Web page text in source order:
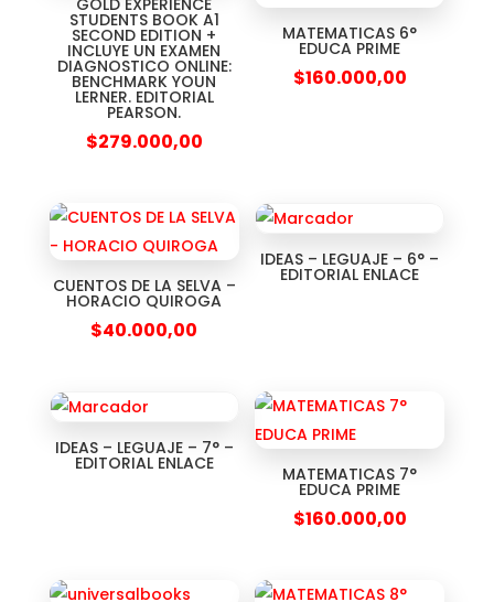
GOLD EXPERIENCE
STUDENTS BOOK A1
SECOND EDITION +
INCLUYE UN EXAMEN
DIAGNOSTICO ONLINE:
BENCHMARK YOUN
LERNER. EDITORIAL
PEARSON.
$279.000,00
MATEMATICAS 6°
EDUCA PRIME
$160.000,00
CUENTOS DE LA SELVA –
HORACIO QUIROGA
$40.000,00
IDEAS – LEGUAJE – 6° –
EDITORIAL ENLACE
IDEAS – LEGUAJE – 7° –
EDITORIAL ENLACE MATEMATICAS 7°
EDUCA PRIME
$160.000,00